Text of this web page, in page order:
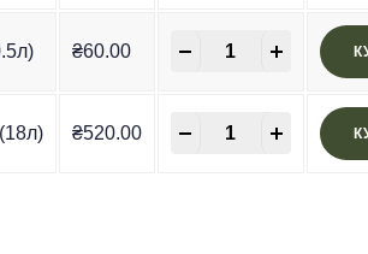
₴60.00
-
₴520.00
-